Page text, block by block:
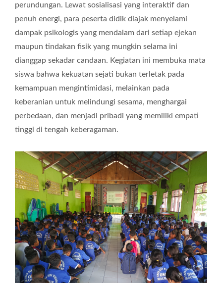
perundungan. Lewat sosialisasi yang interaktif dan
penuh energi, para peserta didik diajak menyelami
dampak psikologis yang mendalam dari setiap ejekan
maupun tindakan fisik yang mungkin selama ini
dianggap sekadar candaan. Kegiatan ini membuka mata
siswa bahwa kekuatan sejati bukan terletak pada
kemampuan mengintimidasi, melainkan pada
keberanian untuk melindungi sesama, menghargai
perbedaan, dan menjadi pribadi yang memiliki empati
tinggi di tengah keberagaman.